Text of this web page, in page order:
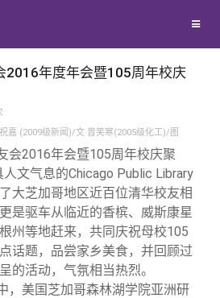
区联络
联络
系校友工作
委员会
群体
校
项目
赠新闻
纪事
方法
台
清华校友通讯》
木清华》
订阅
华
人物
故事
务
学习
会
2016年度年会暨105周年校庆
祝嘉 (2009级新闻)/文 曾笑寒(2005级化工)/图
会2016年会暨105周年校庆聚
文气息的Chicago Public Library
大芝加哥地区近百位清华校友相
是驱车从临近的香槟、威斯康星
州等地赶来，共同庆祝母校105
话题，品尝家乡美食，并回顾过
的活动，气氛相当热烈。
，美国芝加哥森林湖学院亚洲研